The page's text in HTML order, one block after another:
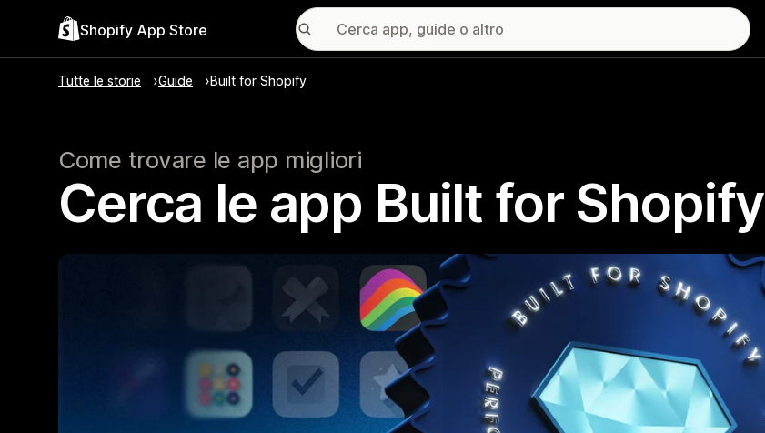
Shopify App Store
Tutte le storie Guide Built for Shopify
Come trovare le app migliori
Cerca le app Built for Shopify